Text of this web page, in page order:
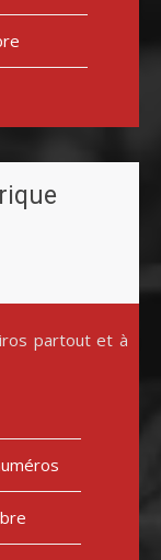
partout et à